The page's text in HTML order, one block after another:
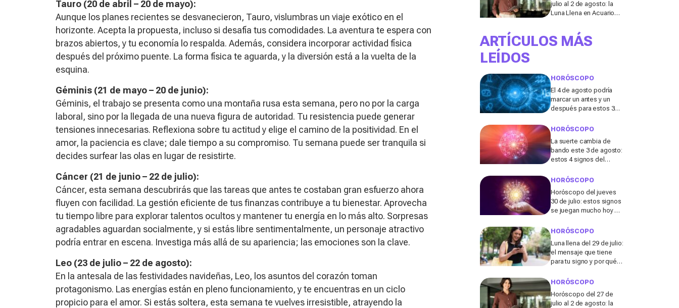
Tauro (20 de abril – 20 de mayo):
Aunque los planes recientes se desvanecieron, Tauro, vislumbras un viaje exótico en el
horizonte. Acepta la propuesta, incluso si desafía tus comodidades. La aventura te espera con
brazos abiertos, y tu economía lo respalda. Además, considera incorporar actividad física
después del próximo puente. La forma física te aguarda, y la diversión está a la vuelta de la
esquina.
Géminis (21 de mayo – 20 de junio):
Géminis, el trabajo se presenta como una montaña rusa esta semana, pero no por la carga
laboral, sino por la llegada de una nueva figura de autoridad. Tu resistencia puede generar
tensiones innecesarias. Reflexiona sobre tu actitud y elige el camino de la positividad. En el
amor, la paciencia es clave; dale tiempo a su compromiso. Tu semana puede ser tranquila si
decides surfear las olas en lugar de resistirte.
Cáncer (21 de junio – 22 de julio):
Cáncer, esta semana descubrirás que las tareas que antes te costaban gran esfuerzo ahora
fluyen con facilidad. La gestión eficiente de tus finanzas contribuye a tu bienestar. Aprovecha
tu tiempo libre para explorar talentos ocultos y mantener tu energía en lo más alto. Sorpresas
agradables aguardan socialmente, y si estás libre sentimentalmente, un personaje atractivo
podría entrar en escena. Investiga más allá de su apariencia; las emociones son la clave.
Leo (23 de julio – 22 de agosto):
En la antesala de las festividades navideñas, Leo, los asuntos del corazón toman
protagonismo. Las energías están en pleno funcionamiento, y te encuentras en un ciclo
propicio para el amor. Si estás soltera, esta semana te vuelves irresistible, atrayendo la
julio al 2 de agosto: la
Luna Llena en Acuario
dinero de varios signos
ARTÍCULOS MÁS
LEÍDOS
HORÓSCOPO
El 4 de agosto podría
marcar un antes y un
después para estos 3
¿está el tuyo entre
HORÓSCOPO
La suerte cambia de
bando este 3 de agosto:
estos 4 signos del
grandes afortunados,
HORÓSCOPO
Horóscopo del jueves
30 de julio: estos signos
se juegan mucho hoy en
dinero sin darse cuenta
HORÓSCOPO
Luna llena del 29 de julio:
el mensaje que tiene
para tu signo y por qué
de actuar
HORÓSCOPO
Horóscopo del 27 de
julio al 2 de agosto: la